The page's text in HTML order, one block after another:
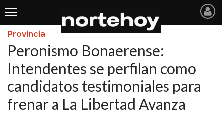
Últimas
Noticias
INICIO
NOTICIAS RECIENTES
Provincia
Peronismo Bonaerense:
Intendentes se perfilan como
candidatos testimoniales para
frenar a La Libertad Avanza